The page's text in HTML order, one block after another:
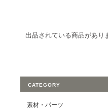
出品されている商品があり
CATEGORY
素材・パーツ